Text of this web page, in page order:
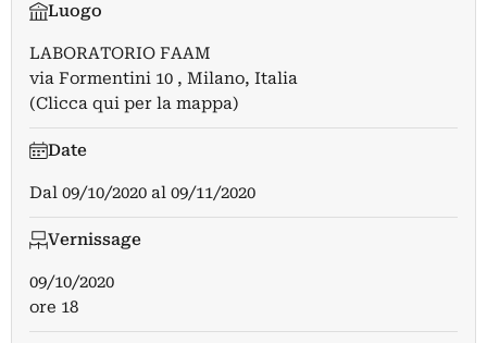
Luogo
LABORATORIO FAAM
via Formentini 10 , Milano, Italia
(Clicca qui per la mappa)
Date
Dal 09/10/2020 al 09/11/2020
Vernissage
09/10/2020
ore 18